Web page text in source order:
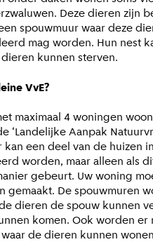
Deze dieren zijn
spouwmuur waar deze
mag worden. Hun nest
kunnen sterven.
VvE?
maximaal 4 woningen
‘Landelijke Aanpak
kan een deel van de huizen
worden, maar alleen als
gebeurt. Uw woning
gemaakt. De spouwmuren
dieren de spouw kunnen
komen. Ook worden er
de dieren kunnen